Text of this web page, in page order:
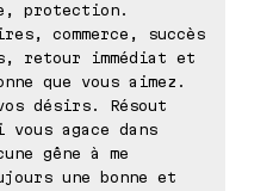
protection.
commerce, succès
retour immédiat et
que vous aimez.
désirs. Résout
agace dans
gêne à me
une bonne et